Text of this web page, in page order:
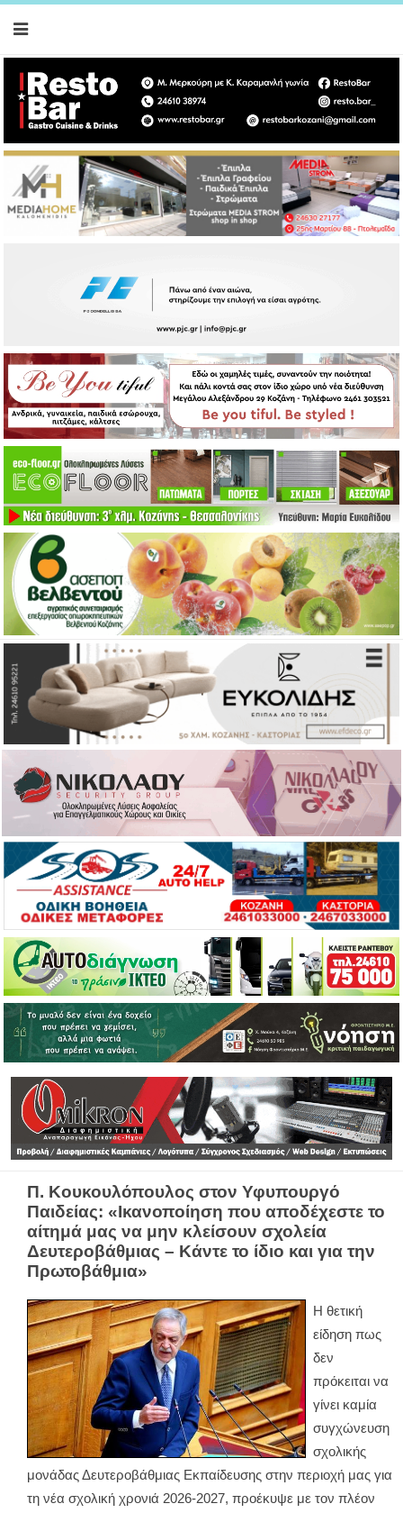
Π. Κουκουλόπουλος στον Υφυπουργό
Παιδείας: «Ικανοποίηση που αποδέχεστε το
αίτημά μας να μην κλείσουν σχολεία
Δευτεροβάθμιας – Κάντε το ίδιο και για την
Πρωτοβάθμια»
Η θετική
είδηση πως
δεν
πρόκειται να
γίνει καμία
συγχώνευση
σχολικής
μονάδας Δευτεροβάθμιας Εκπαίδευσης στην περιοχή μας για
τη νέα σχολική χρονιά 2026-2027, προέκυψε με τον πλέον